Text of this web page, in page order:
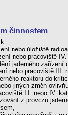
činnostem
k
nebo úložiště
nebo pracoviště
jaderného
nebo pracoviště III.
reaktoru do
jiných změn
III. nebo IV.
z provozu